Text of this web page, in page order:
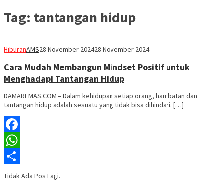
Tag: tantangan hidup
HiburanAMS28 November 202428 November 2024
Cara Mudah Membangun Mindset Positif untuk
Menghadapi Tantangan Hidup
DAMAREMAS.COM – Dalam kehidupan setiap orang, hambatan dan
tantangan hidup adalah sesuatu yang tidak bisa dihindari. […]
Facebook
WhatsApp
Share
Tidak Ada Pos Lagi.